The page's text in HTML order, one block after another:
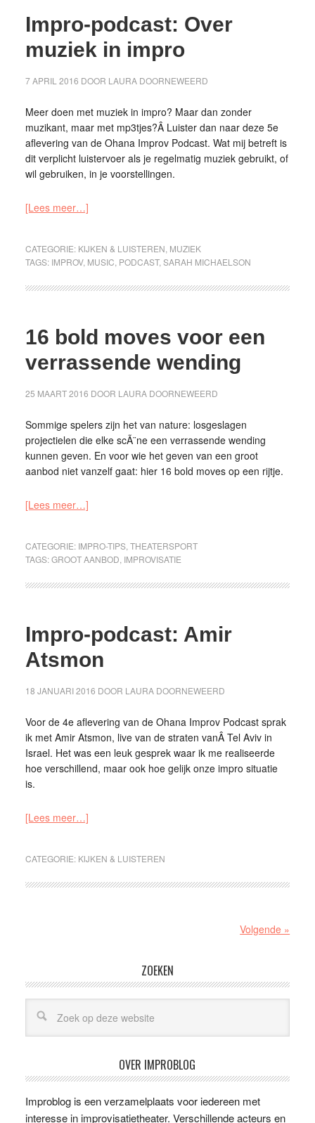
Impro-podcast: Over
muziek in impro
7 APRIL 2016 DOOR LAURA DOORNEWEERD
Meer doen met muziek in impro? Maar dan zonder
muzikant, maar met mp3tjes?Â Luister dan naar deze 5e
aflevering van de Ohana Improv Podcast. Wat mij betreft is
dit verplicht luistervoer als je regelmatig muziek gebruikt, of
wil gebruiken, in je voorstellingen.
[Lees meer…]
CATEGORIE: KIJKEN & LUISTEREN MUZIEK
TAGS: IMPROV, MUSIC PODCAST, SARAH MICHAELSON
16 bold moves voor een
verrassende wending
25 MAART 2016 DOOR LAURA DOORNEWEERD
Sommige spelers zijn het van nature: losgeslagen
projectielen die elke scÃ¨ne een verrassende wending
kunnen geven. En voor wie het geven van een groot
aanbod niet vanzelf gaat: hier 16 bold moves op een rijtje.
[Lees meer…]
CATEGORIE: IMPRO-TIPS, THEATERSPORT
TAGS:GROOT AANBOD IMPROVISATIE
Impro-podcast: Amir
Atsmon
18 JANUARI 2016 DOOR LAURA DOORNEWEERD
Voor de 4e aflevering van de Ohana Improv Podcast sprak
ik met Amir Atsmon, live van de straten vanÂ Tel Aviv in
Israel. Het was een leuk gesprek waar ik me realiseerde
hoe verschillend, maar ook hoe gelijk onze impro situatie
is.
[Lees meer…]
CATEGORIE: KIJKEN & LUISTEREN
Volgende »
ZOEKEN
OVER IMPROBLOG
Improblog is een verzamelplaats voor iedereen met
interesse in improvisatietheater. Verschillende acteurs en